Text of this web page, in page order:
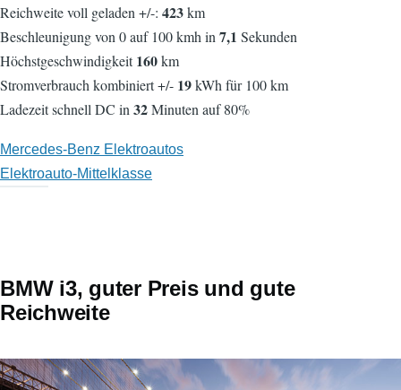
Reichweite voll geladen +/-: 423km
Beschleunigung von 0 auf 100 kmh in7,1 Sekunden
Höchstgeschwindigkeit160km
Stromverbrauch kombiniert +/- 19kWh für 100 km
Ladezeit schnell DC in32Minuten auf 80%
Mercedes-Benz Elektroautos
Elektroauto-Mittelklasse
BMW i3, guter Preis und gute
Reichweite